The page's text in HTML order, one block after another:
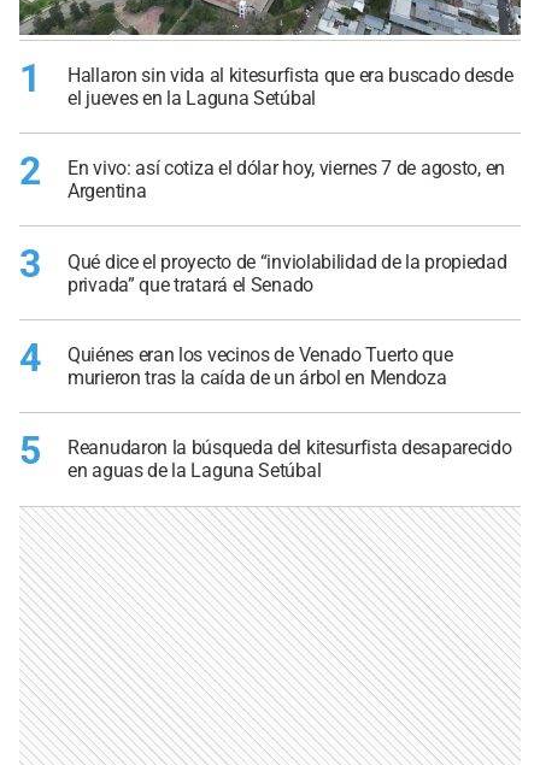
1
Hallaron sin vida al kitesurfista que era buscado desde
el jueves en la Laguna Setúbal
2
En vivo: así cotiza el dólar hoy, viernes 7 de agosto, en
Argentina
3
Qué dice el proyecto de “inviolabilidad de la propiedad
privada” que tratará el Senado
4
Quiénes eran los vecinos de Venado Tuerto que
murieron tras la caída de un árbol en Mendoza
5
Reanudaron la búsqueda del kitesurfista desaparecido
en aguas de la Laguna Setúbal